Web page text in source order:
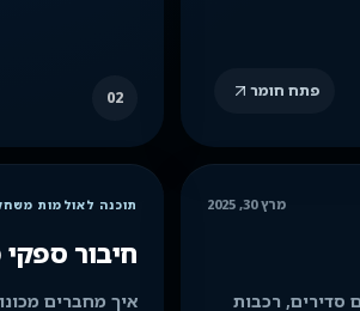
פתח חומר 02
מרץ 30, 2025
סדירים, רכבות
תוכנה לאולמות
חיבור
איך מחברים